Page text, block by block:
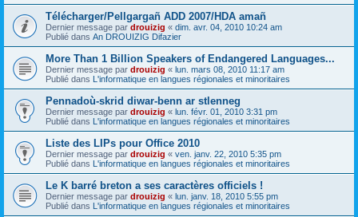
Télécharger/Pellgargañ ADD 2007/HDA amañ
Dernier message par drouizig « dim. avr. 04, 2010 10:24 am
Publié dans An DROUIZIG Difazier
More Than 1 Billion Speakers of Endangered Languages...
Dernier message par drouizig « lun. mars 08, 2010 11:17 am
Publié dans L'informatique en langues régionales et minoritaires
Pennadoù-skrid diwar-benn ar stlenneg
Dernier message par drouizig « lun. févr. 01, 2010 3:31 pm
Publié dans L'informatique en langues régionales et minoritaires
Liste des LIPs pour Office 2010
Dernier message par drouizig « ven. janv. 22, 2010 5:35 pm
Publié dans L'informatique en langues régionales et minoritaires
Le K barré breton a ses caractères officiels !
Dernier message par drouizig « lun. janv. 18, 2010 5:55 pm
Publié dans L'informatique en langues régionales et minoritaires